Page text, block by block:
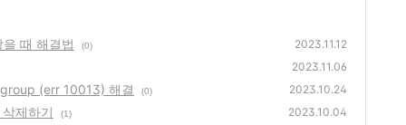
때 해결법 (0)
2023.11.12
2023.11.06
(err 10013) 해결 (0) 2023.10.24
제하기 (1) 2023.10.04